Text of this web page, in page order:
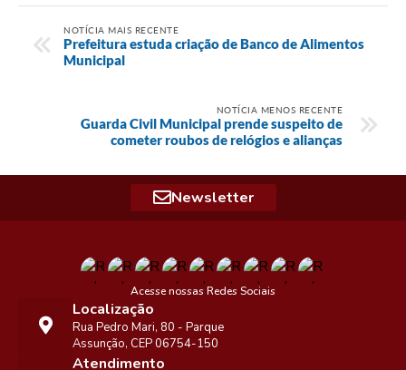
NOTÍCIA MAIS RECENTE
Prefeitura estuda criação de Banco de Alimentos
Municipal
NOTÍCIA MENOS RECENTE
Guarda Civil Municipal prende suspeito de
cometer roubos de relógios e alianças
Newsletter
Acesse nossas Redes Sociais
Localização
Rua Pedro Mari, 80 - Parque
Assunção, CEP 06754-150
Atendimento